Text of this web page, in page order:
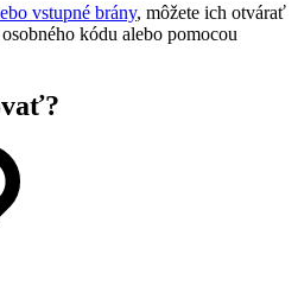
vstupné brány, môžete ich otvárať
kódu alebo pomocou